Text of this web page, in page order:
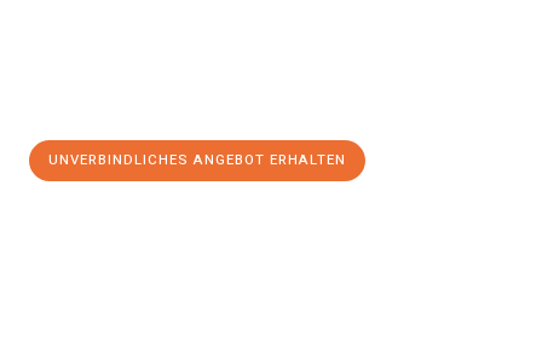
UNVERBINDLICHES ANGEBOT ERHALTEN